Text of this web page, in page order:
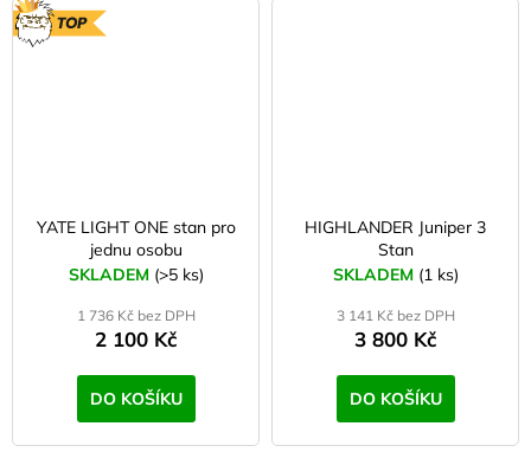
YATE LIGHT ONE stan pro
jednu osobu
SKLADEM (>5 ks)
1 736 Kč bez DPH
2 100 Kč
DO KOŠÍKU
HIGHLANDER Juniper 3
Stan
SKLADEM (1 ks)
3 141 Kč bez DPH
3 800 Kč
DO KOŠÍKU
Kč